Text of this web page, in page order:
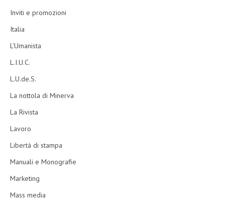
Inviti e promozioni
Italia
L'Umanista
L.I.U.C.
L.U.de.S.
La nottola di Minerva
La Rivista
Lavoro
Libertà di stampa
Manuali e Monografie
Marketing
Mass media